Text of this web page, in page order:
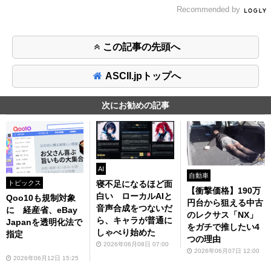
Recommended by
この記事の先頭へ
ASCII.jpトップへ
次にお勧めの記事
トピックス
Qoo10も規制対象
に 経産省、eBay
Japanを透明化法で
指定
2026年06月12日 15:25
AI
寝不足になるほど面
白い ローカルAIと
音声合成をつないだ
ら、キャラが普通に
しゃべり始めた
2026年06月08日 07:00
自動車
【衝撃価格】190万
円台から狙える中古
のレクサス「NX」
をガチで推したい4
つの理由
2026年06月07日 12:00